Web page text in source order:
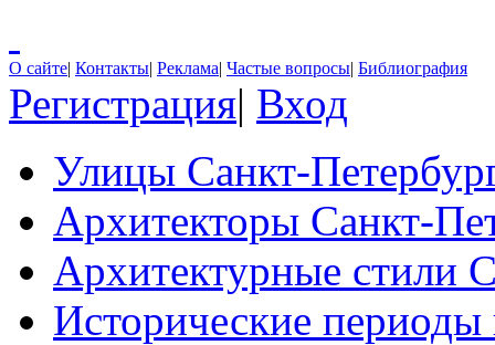
О сайте| Контакты| Реклама| Частые вопросы| Библиография
Регистрация| Вход
Улицы Санкт-
Архитекторы Санкт-
Архитектурные стили
Исторические периоды